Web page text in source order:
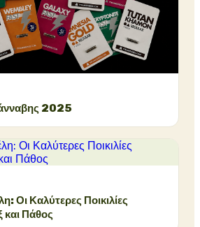
2025
Οι Καλύτερες Ποικιλίες
και Πάθος